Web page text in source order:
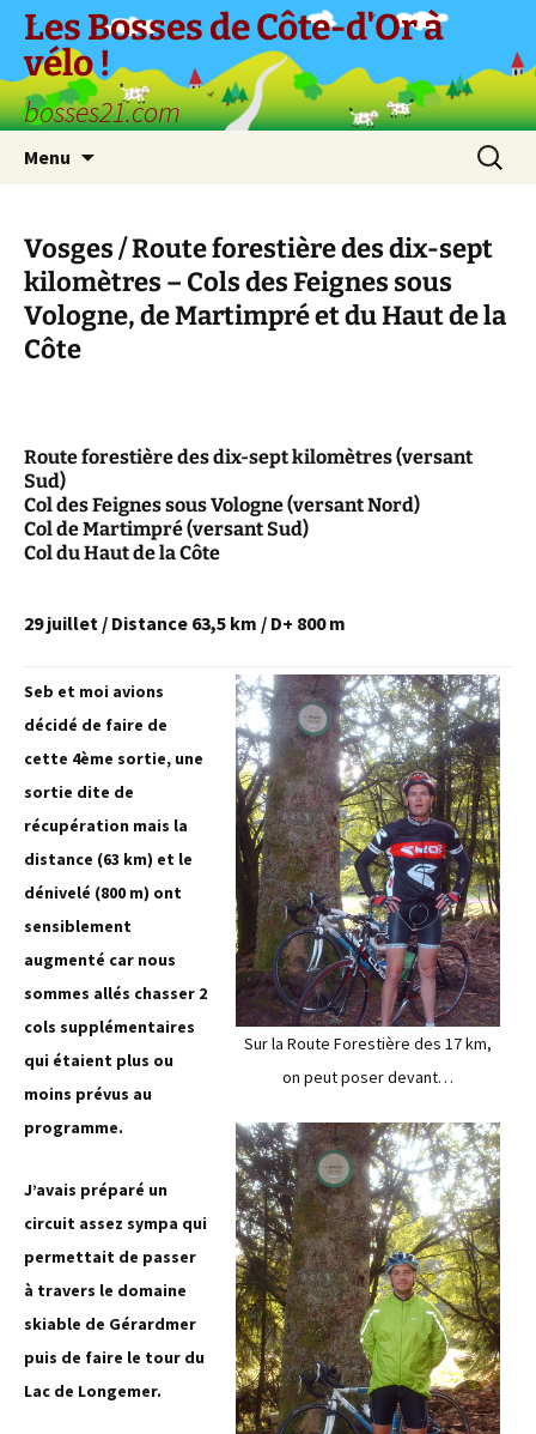
Aller
contenu
Les Bosses de Côte-d'Or à
vélo !
bosses21.com
Menu
Vosges / Route forestière des dix-sept
kilomètres – Cols des Feignes sous
Vologne, de Martimpré et du Haut de la
Côte
Route forestière des dix-sept kilomètres (versant
Sud)
Col des Feignes sous Vologne (versant Nord)
Col de Martimpré (versant Sud)
Col du Haut de la Côte
29 juillet / Distance 63,5 km / D+ 800 m
Seb et moi avions
décidé de faire de
cette 4ème sortie, une
sortie dite de
récupération mais la
distance (63 km) et le
dénivelé (800 m) ont
sensiblement
augmenté car nous
sommes allés chasser 2
cols supplémentaires
qui étaient plus ou
moins prévus au
programme.
J’avais préparé un
circuit assez sympa qui
permettait de passer
à travers le domaine
skiable de Gérardmer
puis de faire le tour du
Lac de Longemer.
Sur la Route Forestière des 17 km,
on peut poser devant…